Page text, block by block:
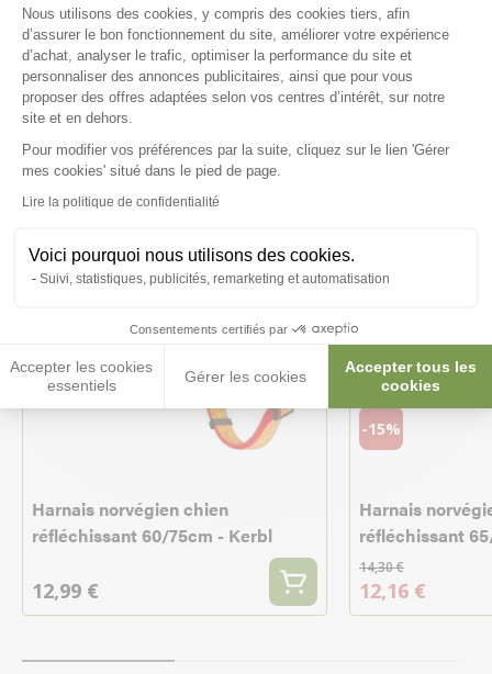
Plateforme de Gestion du
Nous utilisons des cookies, y compris des cookies tiers, afin
d’assurer le bon fonctionnement du site, améliorer votre expérience
d’achat, analyser le trafic, optimiser la performance du site et
personnaliser des annonces publicitaires, ainsi que pour vous
proposer des offres adaptées selon vos centres d’intérêt, sur notre
site et en dehors.
Pour modifier vos préférences par la suite, cliquez sur le lien 'Gérer
mes cookies' situé dans le pied de page.
Lire la politique de confidentialité
Voici pourquoi nous utilisons des cookies.
Suivi, statistiques, publicités, remarketing et automatisation
Consentements certifiés par
Accepter les cookies
essentiels
Gérer les cookies
Accepter tous les
cookies
Axeptio consent
Ces produits peuvent vous
intéresser
Harnais norvégien chien
réfléchissant 60/75cm - Kerbl
12,99 €
-15%
Harnais
réfléchissant
14,30 €
12,16 €